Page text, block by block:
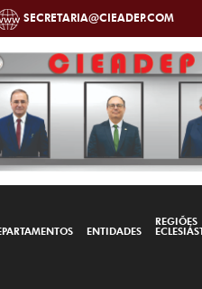
SECRETARIA@CIEADEP.COM
ENTIDADES
REGIÕES